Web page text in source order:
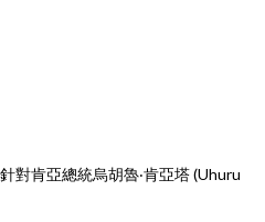
對肯亞總統烏胡魯‧肯亞塔 (Uhuru